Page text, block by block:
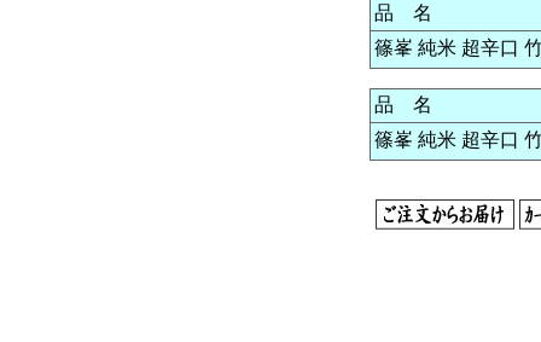
品 名
篠峯 純米 超辛口
品 名
篠峯 純米 超辛口